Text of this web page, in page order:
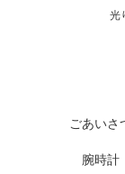
光
ごあいさ
腕時計